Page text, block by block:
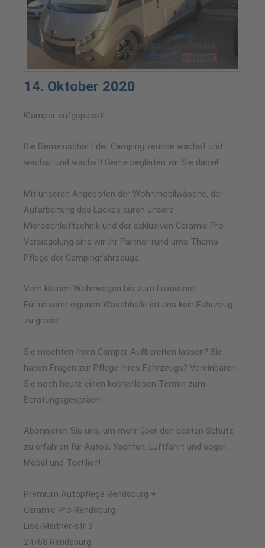
14. Oktober 2020
!Camper aufgepasst!
Die Gemeinschaft der Campingfreunde wächst und
wächst und wächst! Gerne begleiten wir Sie dabei!
Mit unseren Angeboten der Wohnmobilwäsche, der
Aufarbeitung des Lackes durch unsere
Microschleiftechnik und der exklusiven Ceramic Pro
Versiegelung sind wir Ihr Partner rund ums Thema
Pflege der Campingfahrzeuge.
Vom kleinen Wohnwagen bis zum Luxusliner!
Für unserer eigenen Waschhalle ist uns kein Fahrzeug
zu gross!
Sie möchten Ihren Camper Aufbereiten lassen? Sie
haben Fragen zur Pflege Ihres Fahrzeugs? Vereinbaren
Sie noch heute einen kostenlosen Termin zum
Beratungsgespräch!
Abonnieren Sie uns, um mehr über den besten Schutz
zu erfahren für Autos, Yachten, Luftfahrt und sogar…
Möbel und Textilien!
Premium Autopflege Rendsburg +
Ceramic Pro Rendsburg
Lise-Meitner-str 3
24768 Rendsburg